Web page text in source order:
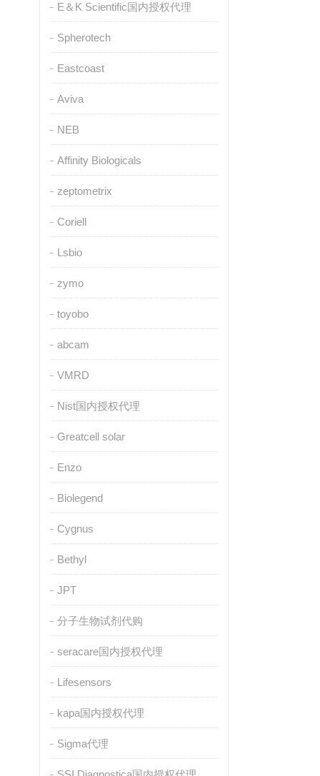
E＆K Scientific国内授权代理
Spherotech
Eastcoast
Aviva
NEB
Affinity Biologicals
zeptometrix
Coriell
Lsbio
zymo
toyobo
abcam
VMRD
Nist国内授权代理
Greatcell solar
Enzo
Biolegend
Cygnus
Bethyl
JPT
分子生物试剂代购
seracare国内授权代理
Lifesensors
kapa国内授权代理
Sigma代理